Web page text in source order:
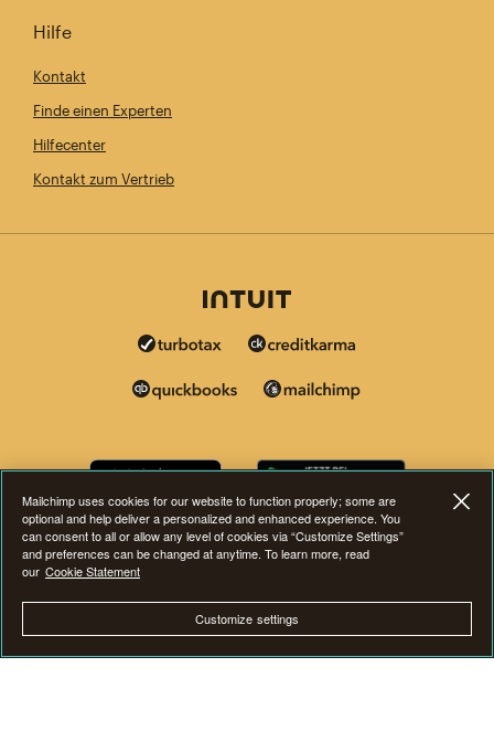
Hilfe
Kontakt
Finde einen Experten
Hilfecenter
Kontakt zum Vertrieb
Mailchimp uses cookies for our website to function properly; some are
optional and help deliver a personalized and enhanced experience. You
can consent to all or allow any level of cookies via “Customize Settings”
and preferences can be changed at anytime. To learn more, read
our Cookie Statement
Customize settings